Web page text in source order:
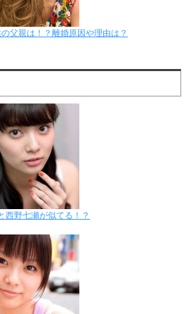
父親は！？離婚原因や理由は？
西野七瀬が似てる！？